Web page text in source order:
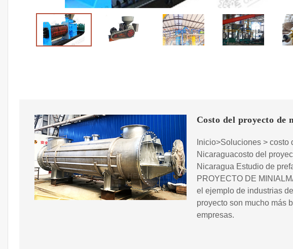
Costo del proyecto de
Inicio>Soluciones >
Nicaraguacosto del
Nicaragua Estudio de
PROYECTO DE
el ejemplo de industrias
proyecto son mucho más
empresas.